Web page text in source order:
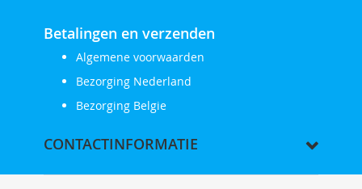
Betalingen en verzenden
Algemene voorwaarden
Bezorging Nederland
Bezorging Belgie
CONTACTINFORMATIE